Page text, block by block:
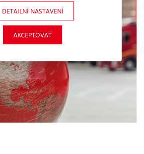
DETAILNÍ NASTAVENÍ
AKCEPTOVAT